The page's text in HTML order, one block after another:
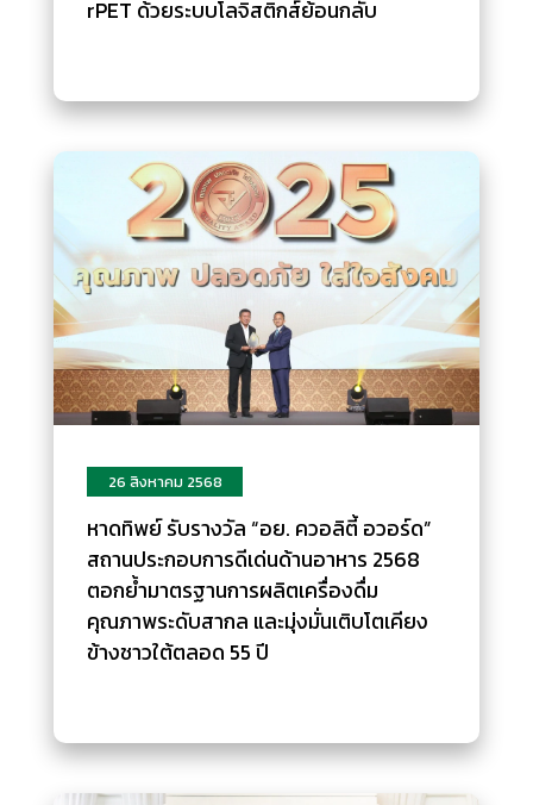
rPET ด้วยระบบโลจิสติกส์ย้อนกลับ
26 สิงหาคม 2568
หาดทิพย์ รับรางวัล “อย. ควอลิตี้ อวอร์ด”
สถานประกอบการดีเด่นด้านอาหาร 2568
ตอกย้ำมาตรฐานการผลิตเครื่องดื่ม
คุณภาพระดับสากล และมุ่งมั่นเติบโตเคียง
ข้างชาวใต้ตลอด 55 ปี